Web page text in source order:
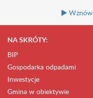
Wznów
NA SKRÓTY:
BIP
Gospodarka odpadami
Inwestycje
Gmina w obiektywie